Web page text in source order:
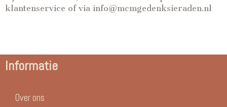
klantenservice of via info@mcmgedenksieraden.nl
Informatie
Over ons